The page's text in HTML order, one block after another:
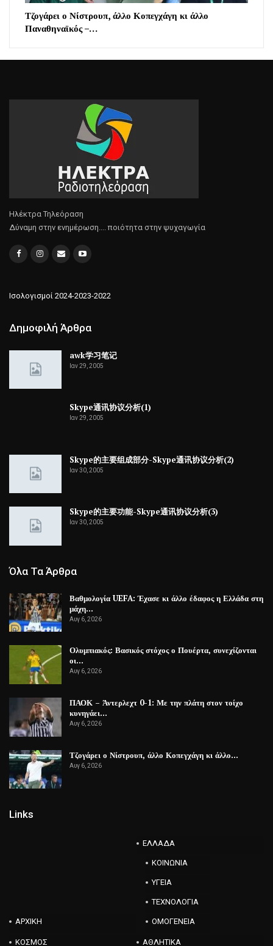
Τζογάρει ο Νίστρουπ, άλλο Κοπεγχάγη κι άλλο
Παναθηναϊκός –…
Ηλέκτρα Τηλεόραση
Δύναμη στην ενημέρωση.... ποιότητα στην ψυχαγωγία
Ισολογισμοί 2024-2023-2022
Δημοφιλή Άρθρα
awk学习笔记
Ιαν 29, 2005
Skype通讯协议分析(1)
Ιαν 29, 2005
Skype的主要组成部分-Skype通讯协议分析(2)
Ιαν 30, 2005
Skype的主要功能-Skype通讯协议分析(3)
Ιαν 30, 2005
Όλα Τα Άρθρα
Βαθμολογία UEFA: Έχασε κι άλλο έδαφος η Ελλάδα στη
μάχη…
Αυγ 6, 2026
Ολυμπιακός: Βασικός στόχος ο Πουέρτα, συνεχίζονται
οι…
Αυγ 6, 2026
ΠΑΟΚ – Άντερλεχτ 0-1: Με την πλάτη στον τοίχο
κυνηγάει…
Αυγ 6, 2026
Τζογάρει ο Νίστρουπ, άλλο Κοπεγχάγη κι άλλο…
Αυγ 6, 2026
Links
ΑΡΧΙΚΗ
ΕΛΛΑΔΑ
ΚΟΙΝΩΝΙΑ
ΥΓΕΙΑ
ΤΕΧΝΟΛΟΓΙΑ
ΟΜΟΓΕΝΕΙΑ
ΚΟΣΜΟΣ ΑΘΛΗΤΙΚΑ